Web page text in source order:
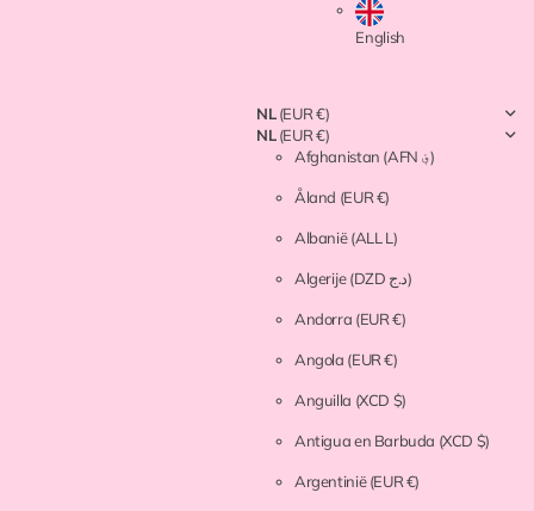
English
NL(EUR €)
NL(EUR €)
Afghanistan
(AFN ؋)
Åland (EUR €)
Albanië(ALL L)
Algerije (DZD د.ج)
Andorra (EUR €)
Angola (EUR €)
Anguilla (XCD $)
Antigua en Barbuda (XCD $)
Argentinië(EUR €)